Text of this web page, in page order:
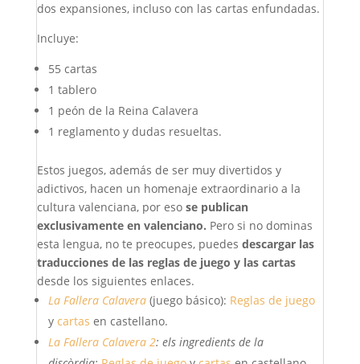
dos expansiones, incluso con las cartas enfundadas.
Incluye:
55 cartas
1 tablero
1 peón de la Reina Calavera
1 reglamento y dudas resueltas.
Estos juegos, además de ser muy divertidos y
adictivos, hacen un homenaje extraordinario a la
cultura valenciana, por eso se publican
exclusivamente en valenciano. Pero si no dominas
esta lengua, no te preocupes, puedes descargar las
traducciones de las reglas de juego y las cartas
desde los siguientes enlaces.
La Fallera Calavera(juego básico): Reglas de juego
y cartas en castellano.
La Fallera Calavera 2: els ingredients de la